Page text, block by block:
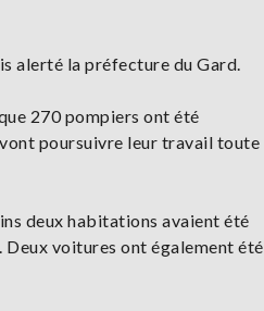
alerté la préfecture du Gard.
270 pompiers ont été
poursuivre leur travail toute
deux habitations avaient été
voitures ont également été